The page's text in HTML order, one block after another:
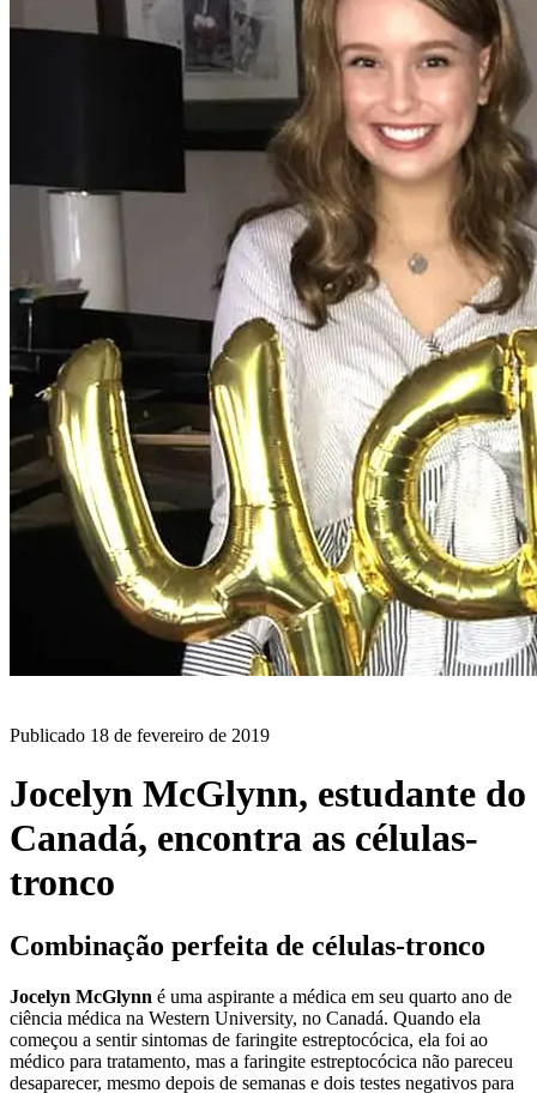
Publicado 18 de fevereiro de 2019
Jocelyn McGlynn, estudante do
Canadá, encontra as células-
tronco
Combinação perfeita de células-tronco
Jocelyn McGlynn é uma aspirante a médica em seu quarto ano de
ciência médica na Western University, no Canadá. Quando ela
começou a sentir sintomas de faringite estreptocócica, ela foi ao
médico para tratamento, mas a faringite estreptocócica não pareceu
desaparecer, mesmo depois de semanas e dois testes negativos para